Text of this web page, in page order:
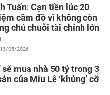
Tuấn: Cạn tiền lúc 20
cầm đồ vì không còn
chủ chuỗi tài chính lớn
05/2026
mua nhà 50 tỷ trong 3
của Miu Lê ‘khủng’ cỡ